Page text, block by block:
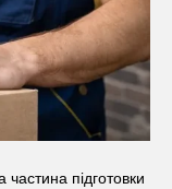
підготовки